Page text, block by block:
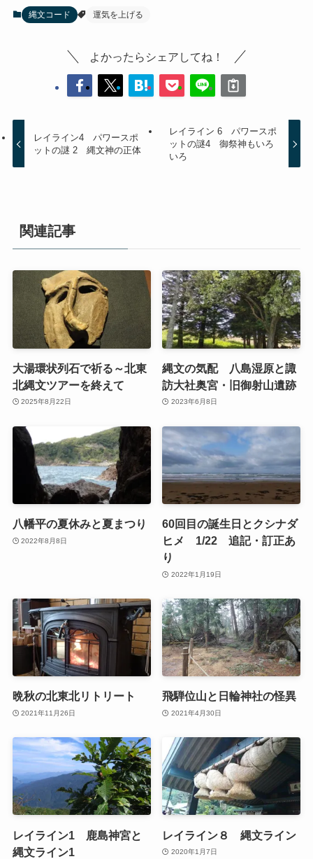
縄文コード 運気を上げる
よかったらシェアしてね！
レイライン4 パワースポ
ットの謎 2 縄文神の正体
レイライン 6 パワースポ
ットの謎4 御祭神もいろ
いろ
関連記事
大湯環状列石で祈る～北東
北縄文ツアーを終えて
2025年8月22日
縄文の気配 八島湿原と諏
訪大社奥宮・旧御射山遺跡
2023年6月8日
八幡平の夏休みと夏まつり
2022年8月8日
60回目の誕生日とクシナダ
ヒメ 1/22 追記・訂正あ
り
2022年1月19日
晩秋の北東北リトリート
2021年11月26日
飛騨位山と日輪神社の怪異
2021年4月30日
レイライン1 鹿島神宮と
縄文ライン1
レイライン８ 縄文ライン
2020年1月7日